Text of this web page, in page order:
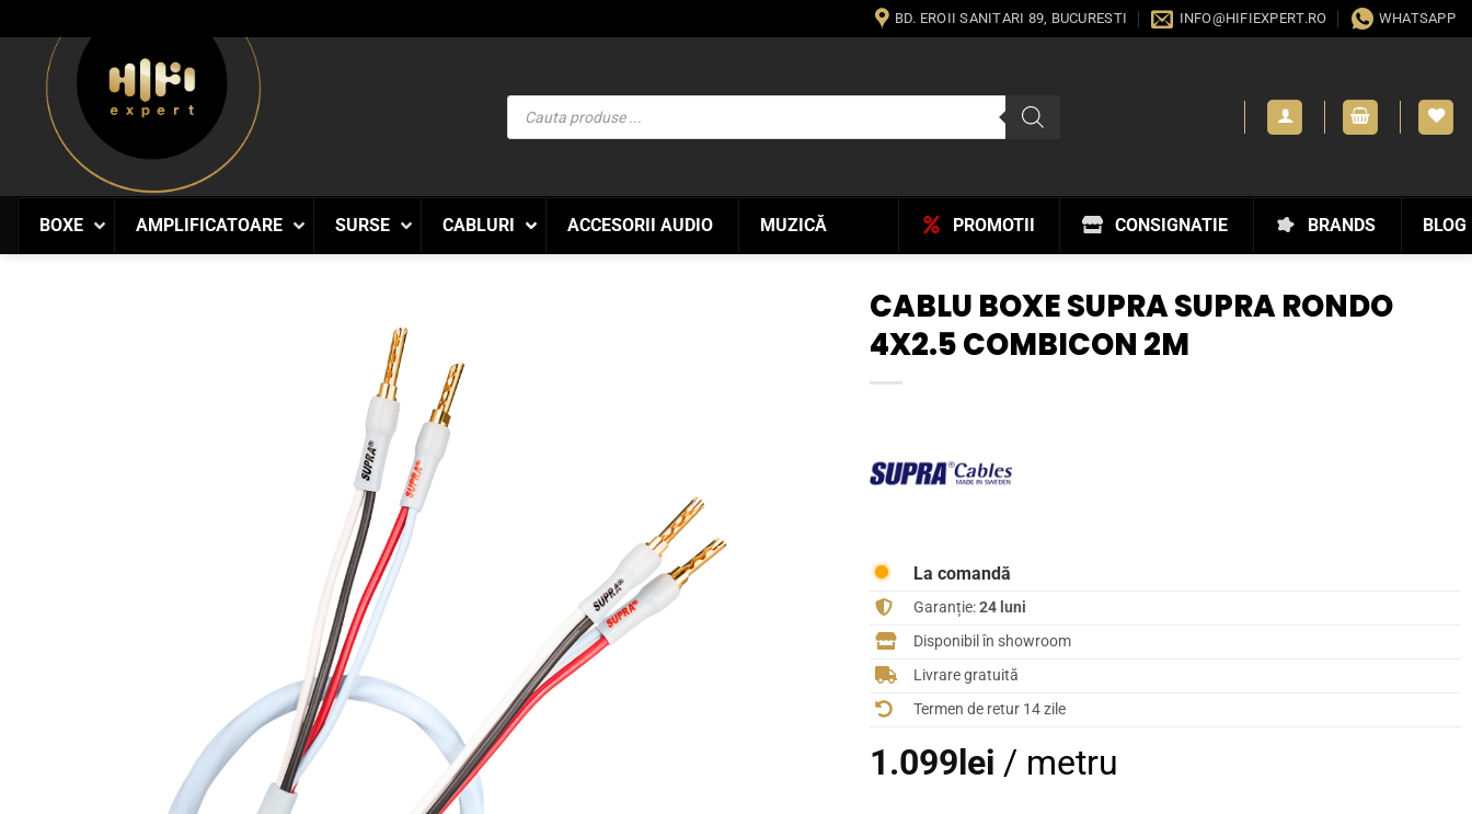
to
content
BD. EROII SANITARI 89, BUCURESTI INFO@HIFIEXPERT.RO WHATSAPP
Products
search
BOXE AMPLIFICATOARE SURSE CABLURI ACCESORII AUDIO MUZICĂ BLOG
BRANDS
CONSIGNATIE
PROMOTII
CABLU BOXE SUPRA SUPRA RONDO
4X2.5 COMBICON 2M
La comandă
Garanție:24 luni
Disponibil în showroom
Livrare gratuită
Termen de retur 14 zile
1.099lei / metru